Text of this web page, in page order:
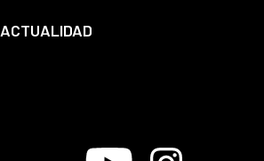
ACTUALIDAD